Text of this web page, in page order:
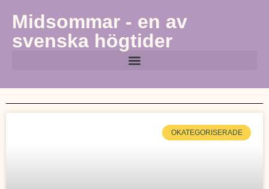
Midsommar - en av
svenska högtider
OKATEGORISERADE